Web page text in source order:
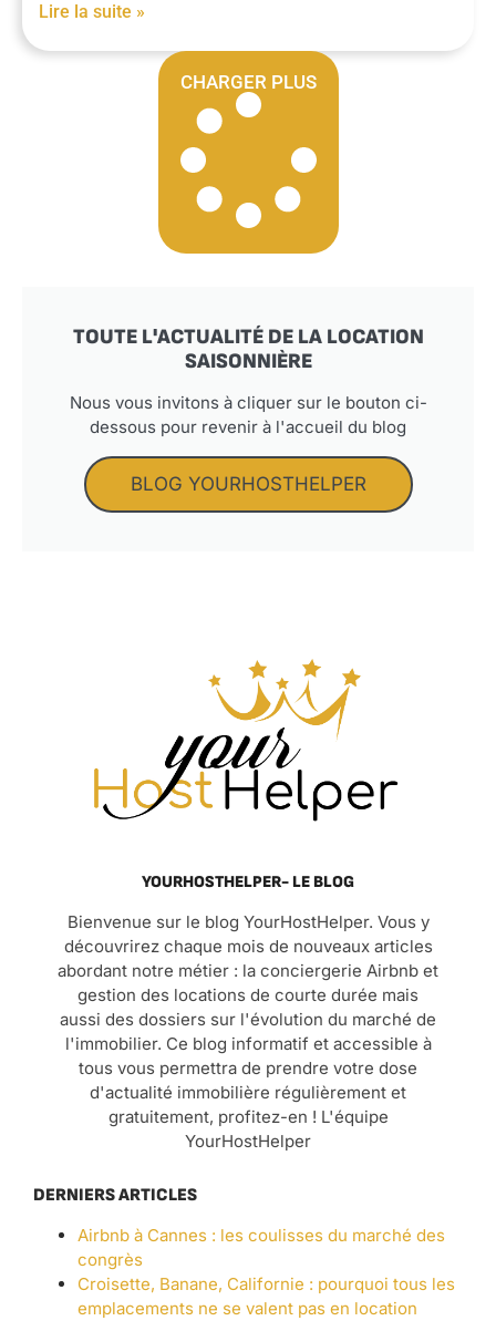
Lire la suite »
CHARGER PLUS
TOUTE L'ACTUALITÉ DE LA LOCATION
SAISONNIÈRE
Nous vous invitons à cliquer sur le bouton ci-
dessous pour revenir à l'accueil du blog
BLOG YOURHOSTHELPER
YOURHOSTHELPER- LE BLOG
Bienvenue sur le blog YourHostHelper. Vous y
découvrirez chaque mois de nouveaux articles
abordant notre métier : la conciergerie Airbnb et
gestion des locations de courte durée mais
aussi des dossiers sur l'évolution du marché de
l'immobilier. Ce blog informatif et accessible à
tous vous permettra de prendre votre dose
d'actualité immobilière régulièrement et
gratuitement, profitez-en ! L'équipe
YourHostHelper
DERNIERS ARTICLES
Airbnb à Cannes : les coulisses du marché des
congrès
Croisette, Banane, Californie : pourquoi tous les
emplacements ne se valent pas en location